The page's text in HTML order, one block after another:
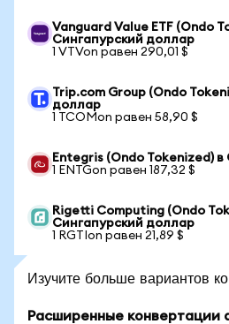
Vanguard Value ETF (Ondo
Сингапурский доллар
1 VTVon равен 290,01 $
Trip.com Group (Ondo
доллар
1 TCOMon равен 58,90 $
Entegris (Ondo Tokenized)
1 ENTGon равен 187,32 $
Rigetti Computing (Ondo
Сингапурский доллар
1 RGTIon равен 21,89 $
Изучите больше вариантов
Расширенные конвертации